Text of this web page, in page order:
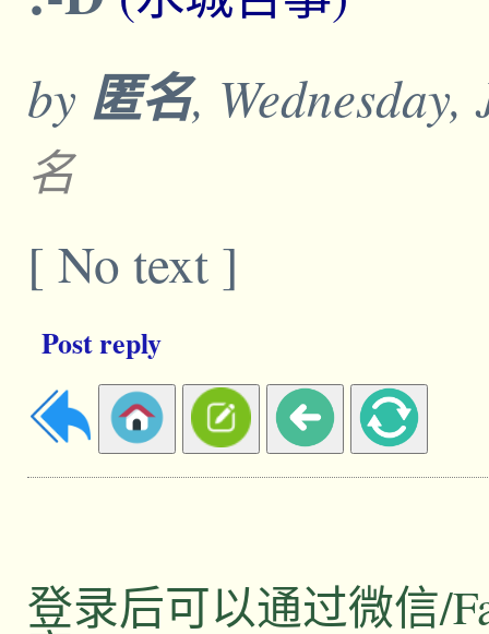
by 匿名,
名
[ No text ]
Post reply
登录后可以通过微信/